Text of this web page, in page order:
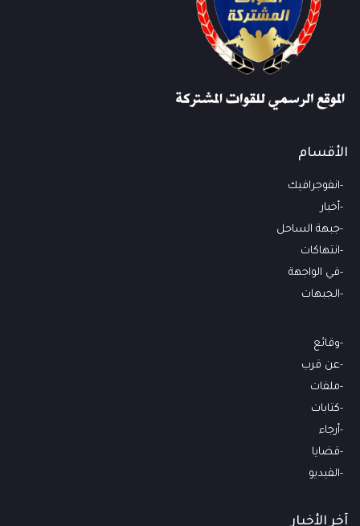
الأقسام
انفوجرافيك
أخبار
جبهة الساحل
انتهاكات
في الواجهة
الجبهات
وقائع
عن قرب
ملفات
كتابات
أرجاء
قضايا
الفيديو
آخر الأخبار